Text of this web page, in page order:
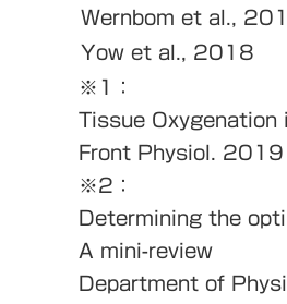
Wernbom et al.,
Yow et al., 2018
※1：
Tissue
Front Physiol.
※2：
Determining the
A mini-review
Department of